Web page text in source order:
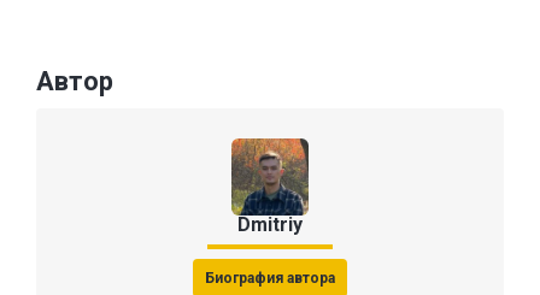
Автор
Dmitriy
Биография автора